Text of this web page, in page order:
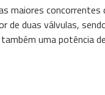
maiores
duas válvulas,
uma potência